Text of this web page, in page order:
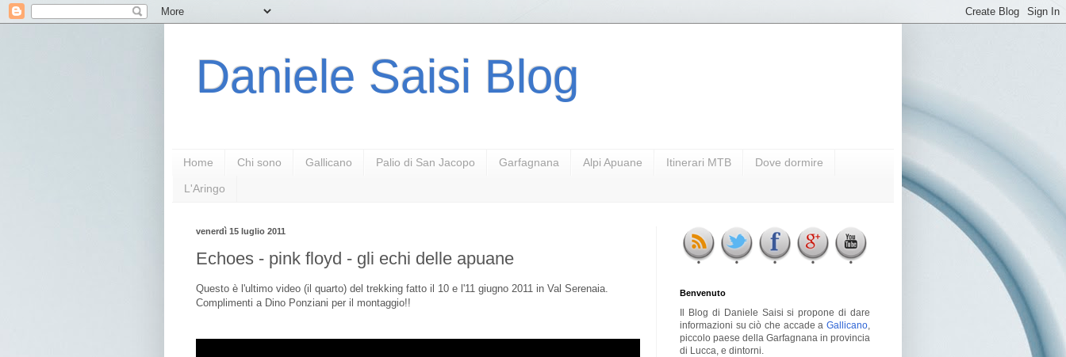
Daniele Saisi Blog
Home Chi sono Gallicano Palio di San Jacopo Garfagnana Alpi Apuane Itinerari MTB Dove dormire
L'Aringo
venerdì 15 luglio 2011
Echoes - pink floyd - gli echi delle apuane
Questo è l'ultimo video (il quarto) del trekking fatto il 10 e l'11 giugno 2011 in Val Serenaia.
Complimenti a Dino Ponziani per il montaggio!!
Benvenuto
Il Blog di Daniele Saisi si propone di dare
informazioni su ciò che accade a Gallicano
piccolo paese della Garfagnana in provincia
di Lucca, e dintorni.